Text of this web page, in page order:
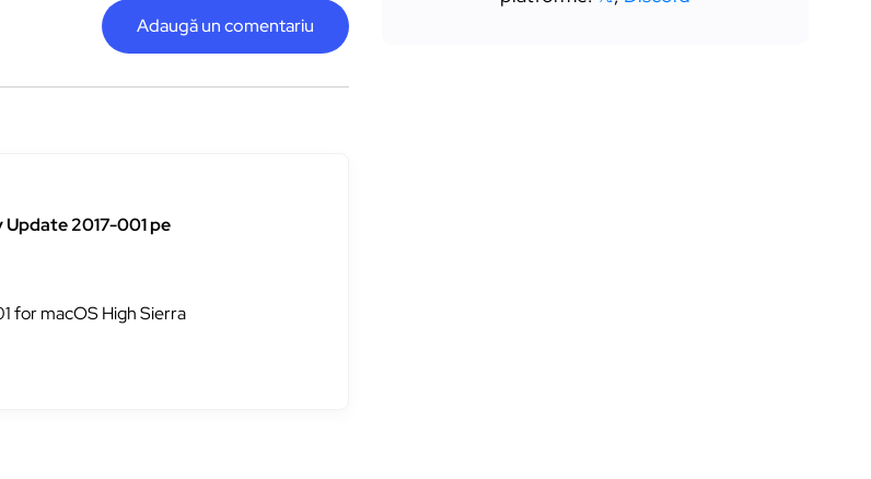
Adaugă un comentariu
2017-001 pe
for macOS High Sierra